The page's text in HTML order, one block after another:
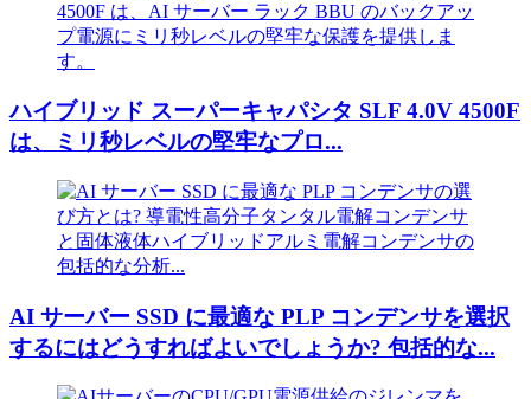
ハイブリッド スーパーキャパシタ SLF 4.0V 4500F
は、ミリ秒レベルの堅牢なプロ...
AI サーバー SSD に最適な PLP コンデンサを選択
するにはどうすればよいでしょうか? 包括的な...